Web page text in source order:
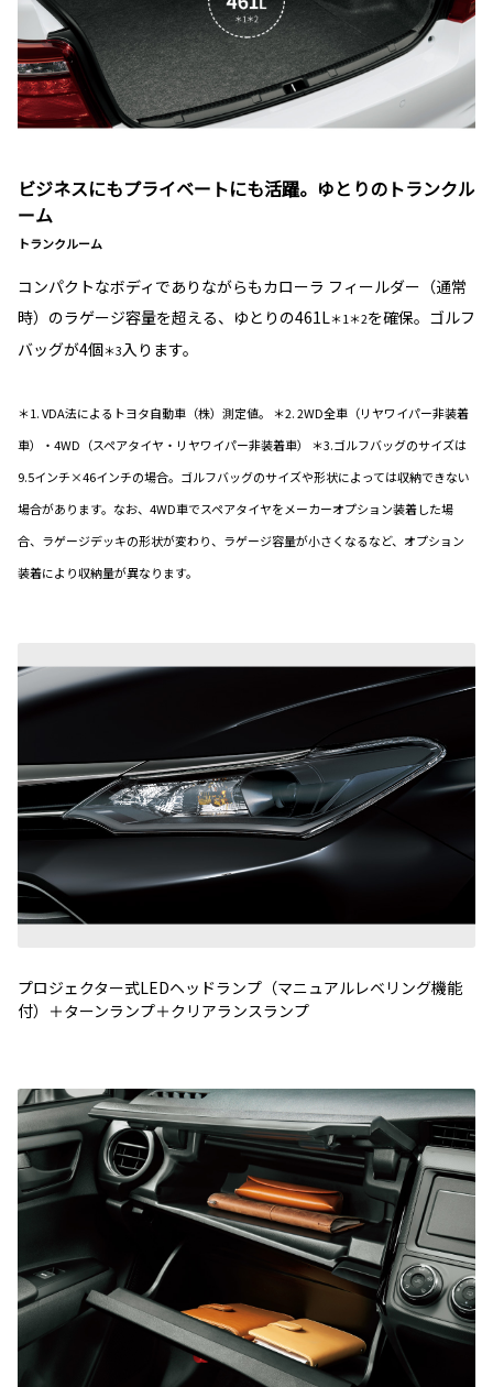
ビジネスにもプライベートにも活躍。ゆとりのトランクル
ーム
トランクルーム
コンパクトなボディでありながらもカローラ フィールダー（通常
時）のラゲージ容量を超える、ゆとりの461L＊1＊2を確保。ゴルフ
バッグが4個＊3入ります。
＊1. VDA法によるトヨタ自動車（株）測定値。 ＊2. 2WD全車（リヤワイパー非装着
車）・4WD（スペアタイヤ・リヤワイパー非装着車） ＊3.ゴルフバッグのサイズは
9.5インチ×46インチの場合。ゴルフバッグのサイズや形状によっては収納できない
場合があります。なお、4WD車でスペアタイヤをメーカーオプション装着した場
合、ラゲージデッキの形状が変わり、ラゲージ容量が小さくなるなど、オプション
装着により収納量が異なります。
プロジェクター式LEDヘッドランプ（マニュアルレベリング機能
付）＋ターンランプ＋クリアランスランプ